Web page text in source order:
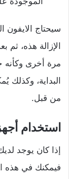
سيحتاج
الإزالة هذه، ثم
مرة أخرى وكأنه
البداية، وكذلك
من قبل.
استخدام